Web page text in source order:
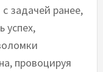
задачей ранее,
успех,
провоцируя